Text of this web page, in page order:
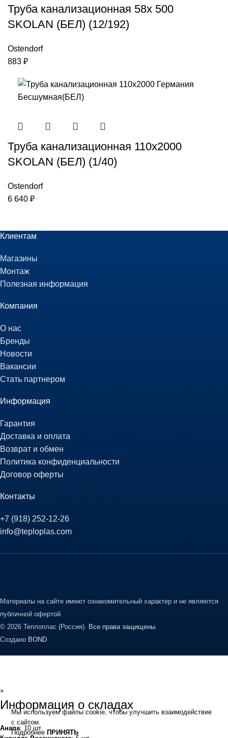
Труба канализационная 58х 500
SKOLAN (БЕЛ) (12/192)
Ostendorf
883 ₽
Труба канализационная 110х2000
SKOLAN (БЕЛ) (1/40)
Ostendorf
6 640 ₽
Клиентам
Магазины
Монтаж
Полезная информация
Компания
О нас
Бренды
Новости
Вакансии
Стать партнером
Информация
Гарантия
Доставка и оплата
Возврат и обмен
Политика конфиденциальности
Договор оферты
Контакты
+7 (918) 252-12-26
info@teploplas.com
Материалы на сайте имеют ознакомительный характер и не являются
публичной офертой.
© 2026 Теплоплас (Россия). Все права защищены.
Создано BOND
Мы используем файлы cookie, чтобы улучшить взаимодействие
с сайтом.
Подробнее ПРИНЯТЬ
×
Информация о складах
Анапа: 10 шт.